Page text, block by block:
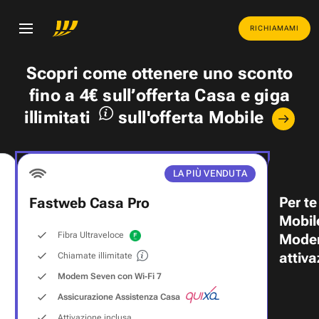
RICHIAMAMI
Scopri come ottenere uno sconto
fino a 4€ sull’offerta Casa egiga
illimitati
sull'offerta Mobile
LA PIÙ VENDUTA
Fastweb Casa Pro
Fibra Ultraveloce
Chiamate illimitate
Modem Seven con Wi‑Fi 7
Assicurazione Assistenza Casa
Per